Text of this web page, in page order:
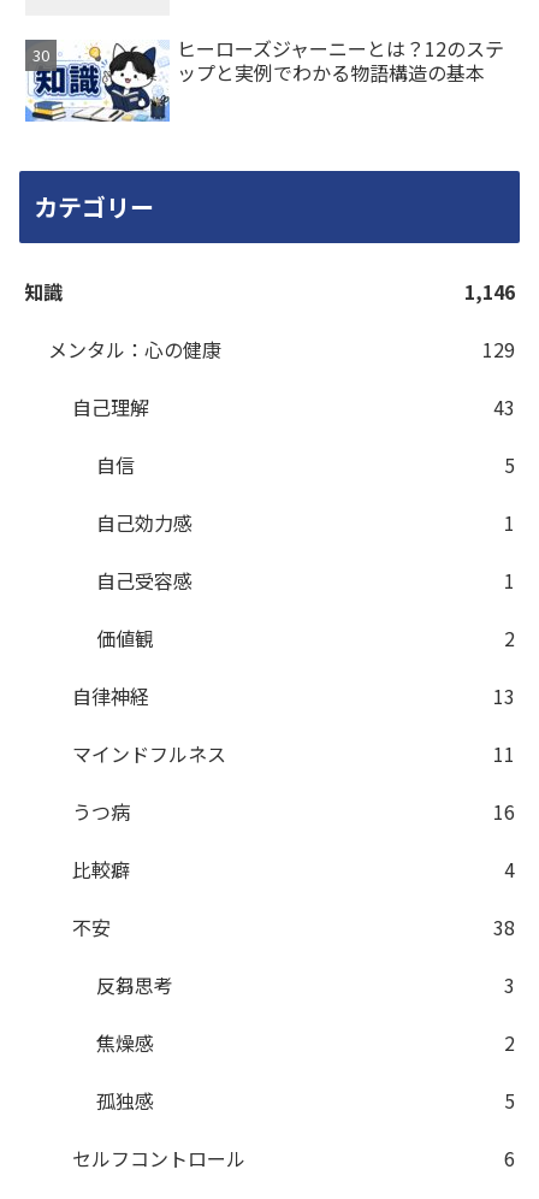
ヒーローズジャーニーとは？12のステ
ップと実例でわかる物語構造の基本
カテゴリー
知識
1,146
メンタル：心の健康
129
自己理解
43
自信
5
自己効力感
1
自己受容感
1
価値観
2
自律神経
13
マインドフルネス
11
うつ病
16
比較癖
4
不安
38
反芻思考
3
焦燥感
2
孤独感
5
セルフコントロール
6